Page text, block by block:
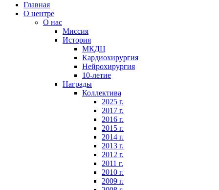
Главная
О центре
О нас
Миссия
История
МКДЦ
Кардиохирургия
Нейрохирургия
10-летие
Награды
Коллектива
2025 г.
2017 г.
2016 г.
2015 г.
2014 г.
2013 г.
2012 г.
2011 г.
2010 г.
2009 г.